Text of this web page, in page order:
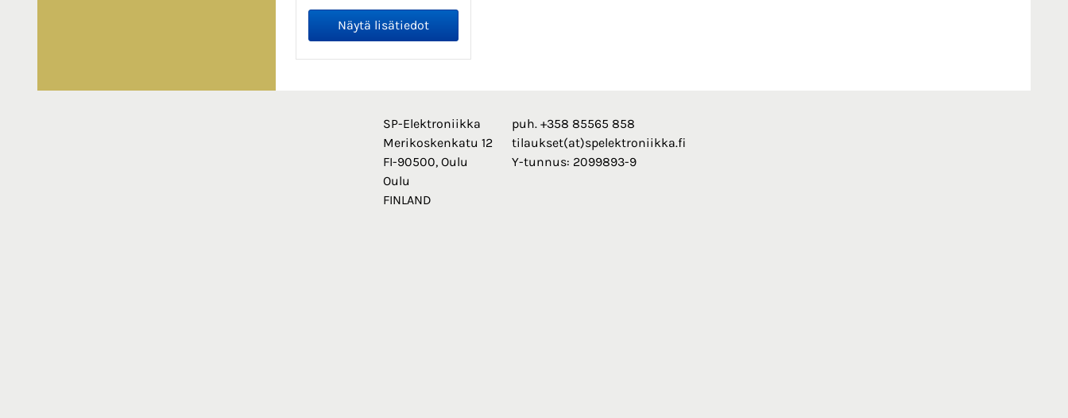
SP-Elektroniikka
Merikoskenkatu 12
FI-90500, Oulu
Oulu
FINLAND
puh. +358 85565 858
tilaukset(at)spelektroniikka.fi
Y-tunnus: 2099893-9